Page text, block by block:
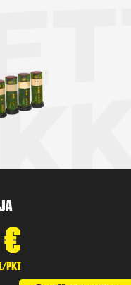
€
pkt